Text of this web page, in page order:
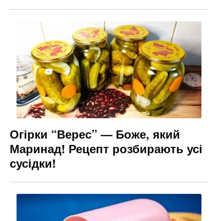
Огірки “Верес” — Боже, який
Маринад! Рецепт розбирають усі
сусідки!